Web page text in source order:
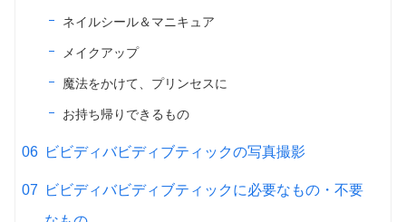
ネイルシール＆マニキュア
メイクアップ
魔法をかけて、プリンセスに
お持ち帰りできるもの
ビビディバビディブティックの写真撮影
ビビディバビディブティックに必要なもの・不要